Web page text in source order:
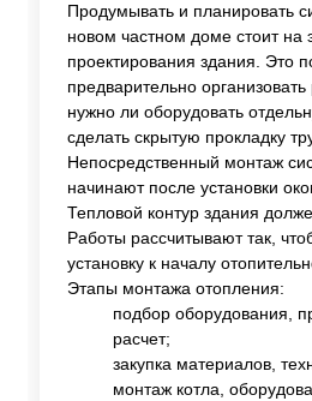
Продумывать и планировать
новом частном доме стоит на
проектирования здания. Это
предварительно
нужно ли оборудовать
сделать скрытую прокладку
Непосредственный монтаж
начинают после установки
Тепловой контур здания
Работы рассчитывают так,
установку к началу
Этапы монтажа отопления:
подбор оборудования,
расчет;
закупка материалов,
монтаж котла,